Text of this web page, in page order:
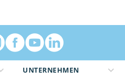
UNTERNEHMEN